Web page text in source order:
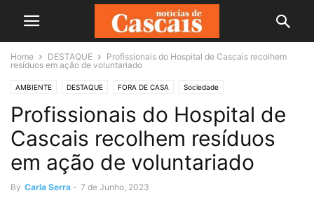
Home DESTAQUE
Profissionais do Hospital de Cascais recolhem
resíduos em ação de voluntariado
AMBIENTE DESTAQUE FORA DE CASA Sociedade
Profissionais do Hospital de
Cascais recolhem resíduos
em ação de voluntariado
By Carla Serra - 7 de Junho, 2023